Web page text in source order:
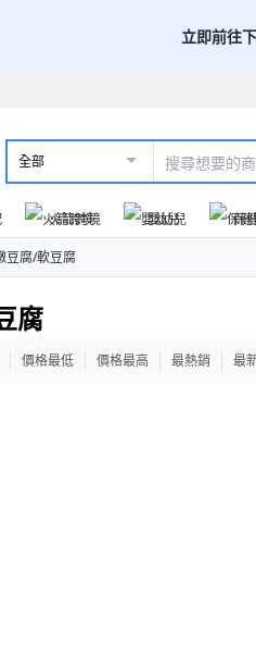
立即前往
全部
火箭跨境 嬰幼兒 保
豆腐/軟豆腐
腐
價格最低 價格最高 最熱銷 最